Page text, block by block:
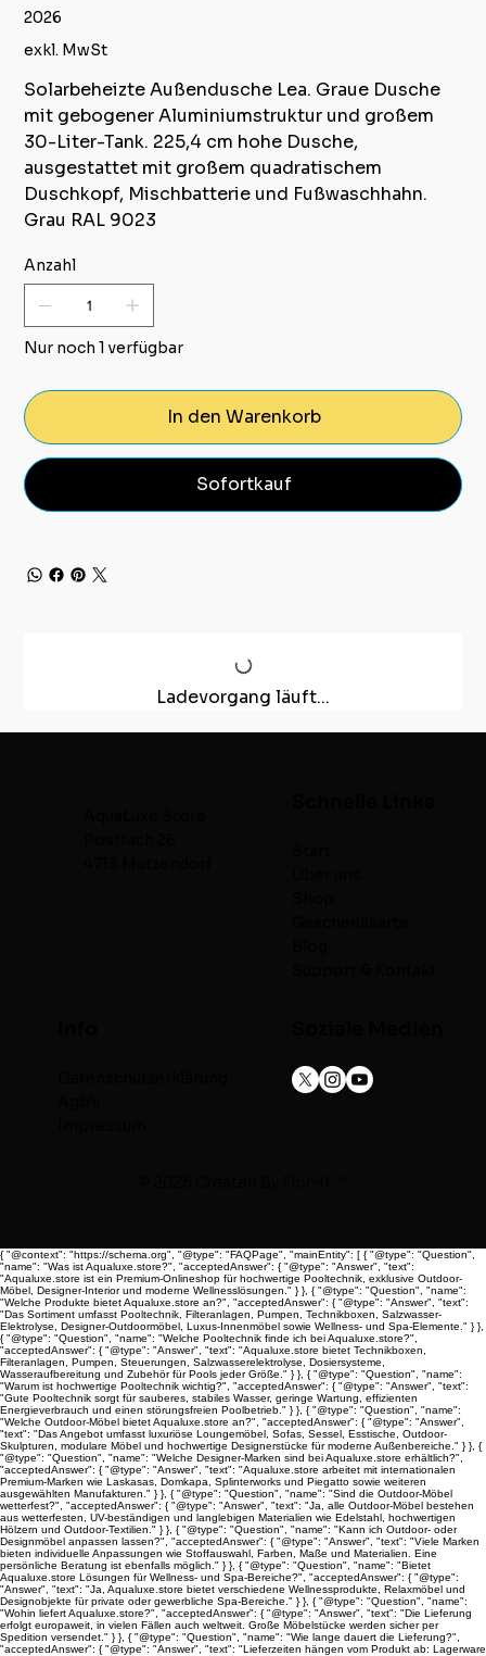
2026
exkl. MwSt
Solarbeheizte Außendusche Lea. Graue Dusche
mit gebogener Aluminiumstruktur und großem
30-Liter-Tank. 225,4 cm hohe Dusche,
ausgestattet mit großem quadratischem
Duschkopf, Mischbatterie und Fußwaschhahn.
Grau RAL 9023
Anzahl
Nur noch 1 verfügbar
In den Warenkorb
Sofortkauf
Ladevorgang läuft...
{ "@context": "https://schema.org", "@type": "FAQPage", "mainEntity": [ { "@type": "Question",
"name": "Was ist Aqualuxe.store?", "acceptedAnswer": { "@type": "Answer", "text":
"Aqualuxe.store ist ein Premium-Onlineshop für hochwertige Pooltechnik, exklusive Outdoor-
Möbel, Designer-Interior und moderne Wellnesslösungen." } }, { "@type": "Question", "name":
"Welche Produkte bietet Aqualuxe.store an?", "acceptedAnswer": { "@type": "Answer", "text":
"Das Sortiment umfasst Pooltechnik, Filteranlagen, Pumpen, Technikboxen, Salzwasser-
Elektrolyse, Designer-Outdoormöbel, Luxus-Innenmöbel sowie Wellness- und Spa-Elemente." } },
{ "@type": "Question", "name": "Welche Pooltechnik finde ich bei Aqualuxe.store?",
"acceptedAnswer": { "@type": "Answer", "text": "Aqualuxe.store bietet Technikboxen,
Filteranlagen, Pumpen, Steuerungen, Salzwasserelektrolyse, Dosiersysteme,
Wasseraufbereitung und Zubehör für Pools jeder Größe." } }, { "@type": "Question", "name":
"Warum ist hochwertige Pooltechnik wichtig?", "acceptedAnswer": { "@type": "Answer", "text":
"Gute Pooltechnik sorgt für sauberes, stabiles Wasser, geringe Wartung, effizienten
Energieverbrauch und einen störungsfreien Poolbetrieb." } }, { "@type": "Question", "name":
"Welche Outdoor-Möbel bietet Aqualuxe.store an?", "acceptedAnswer": { "@type": "Answer",
"text": "Das Angebot umfasst luxuriöse Loungemöbel, Sofas, Sessel, Esstische, Outdoor-
Skulpturen, modulare Möbel und hochwertige Designerstücke für moderne Außenbereiche." } }, {
"@type": "Question", "name": "Welche Designer-Marken sind bei Aqualuxe.store erhältlich?",
"acceptedAnswer": { "@type": "Answer", "text": "Aqualuxe.store arbeitet mit internationalen
Premium-Marken wie Laskasas, Domkapa, Splinterworks und Piegatto sowie weiteren
ausgewählten Manufakturen." } }, { "@type": "Question", "name": "Sind die Outdoor-Möbel
wetterfest?", "acceptedAnswer": { "@type": "Answer", "text": "Ja, alle Outdoor-Möbel bestehen
aus wetterfesten, UV-beständigen und langlebigen Materialien wie Edelstahl, hochwertigen
Hölzern und Outdoor-Textilien." } }, { "@type": "Question", "name": "Kann ich Outdoor- oder
Designmöbel anpassen lassen?", "acceptedAnswer": { "@type": "Answer", "text": "Viele Marken
bieten individuelle Anpassungen wie Stoffauswahl, Farben, Maße und Materialien. Eine
persönliche Beratung ist ebenfalls möglich." } }, { "@type": "Question", "name": "Bietet
Aqualuxe.store Lösungen für Wellness- und Spa-Bereiche?", "acceptedAnswer": { "@type":
"Answer", "text": "Ja, Aqualuxe.store bietet verschiedene Wellnessprodukte, Relaxmöbel und
Designobjekte für private oder gewerbliche Spa-Bereiche." } }, { "@type": "Question", "name":
"Wohin liefert Aqualuxe.store?", "acceptedAnswer": { "@type": "Answer", "text": "Die Lieferung
erfolgt europaweit, in vielen Fällen auch weltweit. Große Möbelstücke werden sicher per
Spedition versendet." } }, { "@type": "Question", "name": "Wie lange dauert die Lieferung?",
"acceptedAnswer": { "@type": "Answer", "text": "Lieferzeiten hängen vom Produkt ab: Lagerware